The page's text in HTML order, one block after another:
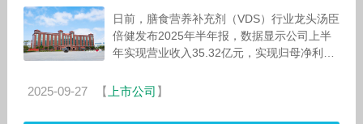
日前，膳食营养补充剂（VDS）行业龙头汤臣
倍健发布2025年半年报，数据显示公司上半
年实现营业收入35.32亿元，实现归母净利润
降，但降幅较一季度明显收
2025-09-27 【 上市公司 】